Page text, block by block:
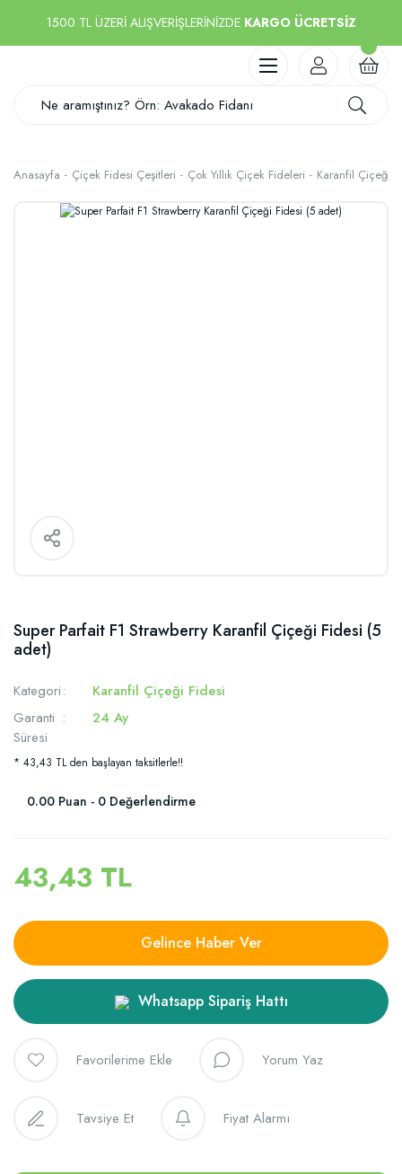
1500 TL ÜZERİ ALIŞVERİŞLERİNİZDE KARGO ÜCRETSİZ
Anasayfa Çiçek Fidesi Çeşitleri Çok Yıllık Çiçek Fideleri Karanfil Çiçeği
Super Parfait F1 Strawberry Karanfil Çiçeği Fidesi (5
adet)
Kategori
Karanfil Çiçeği Fidesi
Garanti
Süresi
24 Ay
* 43,43 TL den başlayan taksitlerle!!
0.00 Puan - 0 Değerlendirme
43,43 TL
Gelince Haber Ver
Whatsapp Sipariş Hattı
Yorum Yaz
Tavsiye Et Fiyat Alarmı